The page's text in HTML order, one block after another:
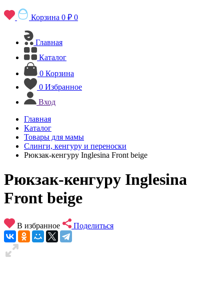
Корзина 0 ₽ 0
Главная
Каталог
0 Корзина
0 Избранное
Вход
Главная
Каталог
Товары для мамы
Слинги, кенгуру и переноски
Рюкзак-кенгуру Inglesina Front beige
Рюкзак-кенгуру Inglesina
Front beige
В избранное Поделиться